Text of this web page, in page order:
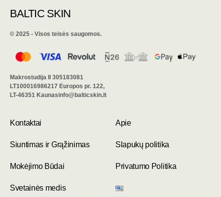
BALTIC SKIN
©️ 2025 - Visos teisės saugomos.
Kontaktai Apie
Siuntimas ir Grąžinimas Slapukų politika
Mokėjimo Būdai Privatumo Politika
Svetainės medis
Makrostudija II 305183081
LT100016986217 Europos pr. 122,
LT-46351 Kaunasinfo@balticskin.lt